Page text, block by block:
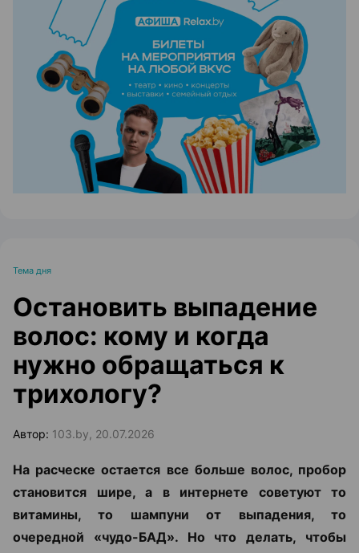
ЭФФЕКТИВНАЯ РЕКЛАМА НА САЙТЕ
Тема дня
Остановить выпадение
волос: кому и когда
нужно обращаться к
трихологу?
Автор: 103.by, 20.07.2026
На расческе остается все больше волос, пробор
становится шире, а в интернете советуют то
витамины, то шампуни от выпадения, то
очередной «чудо-БАД». Но что делать, чтобы